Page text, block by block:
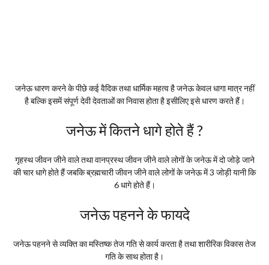
जनेऊ धारण करने के पीछे कई वैदिक तथा धार्मिक महत्व है जनेऊ केवल धागा मात्र नहीं
है बल्कि इसमें संपूर्ण देवी देवताओं का निवास होता है इसीलिए इसे धारण करते हैं।
जनेऊ में कितने धागे होते हैं ?
गृहस्थ जीवन जीने वाले तथा वानप्रस्थ जीवन जीने वाले लोगों के जनेऊ में दो जोड़े जाने
की चार धागे होते हैं जबकि ब्रह्मचारी जीवन जीने वाले लोगों के जनेऊ में 3 जोड़ी यानी कि
6 धागे होते हैं।
जनेऊ पहनने के फायदे
जनेऊ पहनने से व्यक्ति का मस्तिष्क तेज गति से कार्य करता है तथा शारीरिक विकास तेज
गति के साथ होता है।